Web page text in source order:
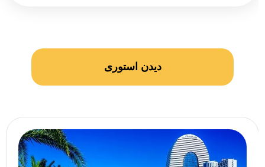
دیدن استوری